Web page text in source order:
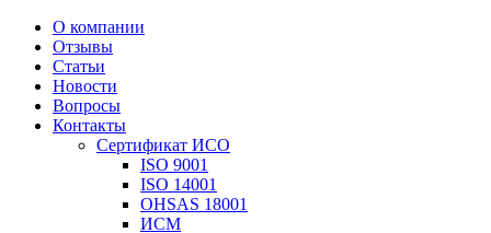
О компании
Отзывы
Статьи
Новости
Вопросы
Контакты
Сертификат ИСО
ISO 9001
ISO 14001
OHSAS 18001
ИСМ